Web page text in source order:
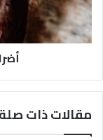
مقالات ذات صلة